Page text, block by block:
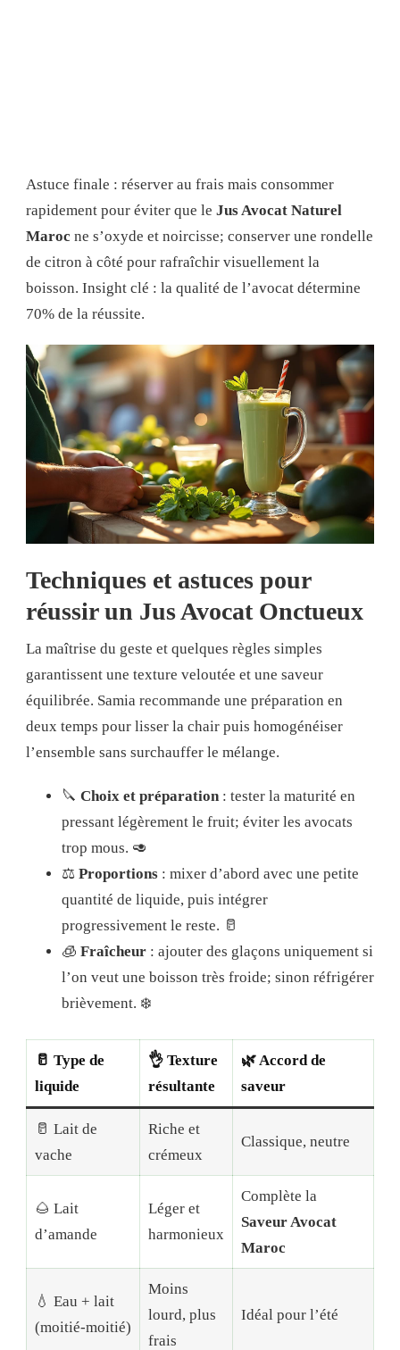
Astuce finale : réserver au frais mais consommer
rapidement pour éviter que le Jus Avocat Naturel
Maroc ne s’oxyde et noircisse; conserver une rondelle
de citron à côté pour rafraîchir visuellement la
boisson. Insight clé : la qualité de l’avocat détermine
70% de la réussite.
Techniques et astuces pour
réussir un Jus Avocat Onctueux
La maîtrise du geste et quelques règles simples
garantissent une texture veloutée et une saveur
équilibrée. Samia recommande une préparation en
deux temps pour lisser la chair puis homogénéiser
l’ensemble sans surchauffer le mélange.
🔪 Choix et préparation: tester la maturité en
pressant légèrement le fruit; éviter les avocats
trop mous. 🥑
⚖️ Proportions : mixer d’abord avec une petite
quantité de liquide, puis intégrer
progressivement le reste. 🥛
🧊 Fraîcheur : ajouter des glaçons uniquement si
l’on veut une boisson très froide; sinon réfrigérer
brièvement. ❄️
🥛 Type de
liquide
👌 Texture
résultante
🌿 Accord de
saveur
🥛 Lait de
vache
Riche et
crémeux
Classique, neutre
🌰 Lait
d’amande
Léger et
harmonieux
Complète la
Saveur Avocat
Maroc
💧 Eau + lait
(moitié-moitié)
Moins
lourd, plus
frais
Idéal pour l’été